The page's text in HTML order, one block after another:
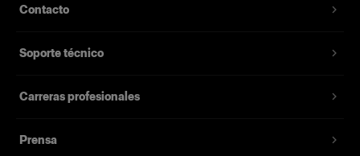
Contacto
Soporte técnico
Carreras profesionales
Prensa